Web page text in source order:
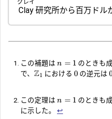
Clay
クレイ
研究所から百万ドル
この補題は n = 1 のときも
で、 Z1 における 0 の逆元は
この定理は n = 1 のときも
に示した。 ↩︎